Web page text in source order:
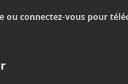
ou connectez-vous pour